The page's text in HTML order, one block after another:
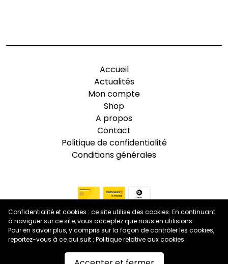
Accueil
Actualités
Mon compte
Shop
A propos
Contact
Politique de confidentialité
Conditions générales
Confidentialité et cookies : ce site utilise des cookies. En continuant
à naviguer sur ce site, vous acceptez que nous en utilisions.
Pour en savoir plus, y compris sur la façon de contrôler les cookies,
reportez-vous à ce qui suit : Politique relative aux cookies.